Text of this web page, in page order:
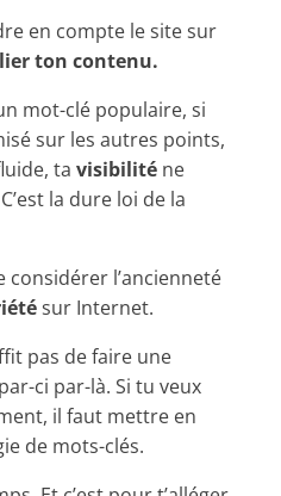
en compte le site sur
ton contenu.
mot-clé populaire, si
sur les autres points,
ta visibilité ne
la dure loi de la
considérer l’ancienneté
sur Internet.
pas de faire une
par-ci par-là. Si tu veux
il faut mettre en
de mots-clés.